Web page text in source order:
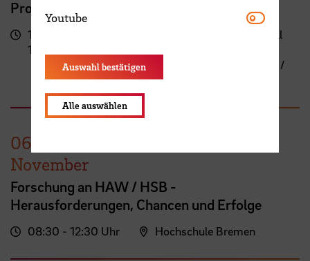
Programm meetMINT
17:00 -
19:30 Uhr
Campus Neustadt, Neustadtswall
AB-Gebäude - 10. Obergeschoss /
Staffelgeschoss / Sky Lounge
06.
November
Forschung an HAW / HSB -
Herausforderungen, Chancen und Erfolge
08:30 - 12:30 Uhr Hochschule Bremen
Youtube Youtube
Auswahl bestätigen
Alle auswählen